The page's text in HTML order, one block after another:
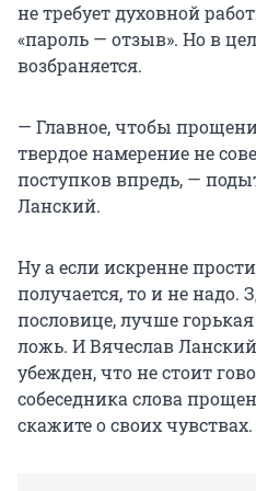
не требует духовной
«пароль — отзыв». Но в
возбраняется.
— Главное, чтобы
твердое намерение не
поступков впредь, —
Ланский.
Ну а если искренне
получается, то и не надо.
пословице, лучше
ложь. И Вячеслав
убежден, что не стоит
собеседника слова
скажите о своих чувствах.